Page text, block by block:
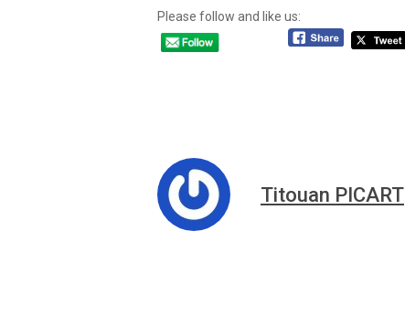
Please follow and like us:
Titouan PICART